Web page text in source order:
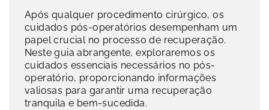
Após qualquer procedimento cirúrgico, os
cuidados pós-operatórios desempenham um
papel crucial no processo de recuperação.
Neste guia abrangente, exploraremos os
cuidados essenciais necessários no pós-
operatório, proporcionando informações
valiosas para garantir uma recuperação
tranquila e bem-sucedida.